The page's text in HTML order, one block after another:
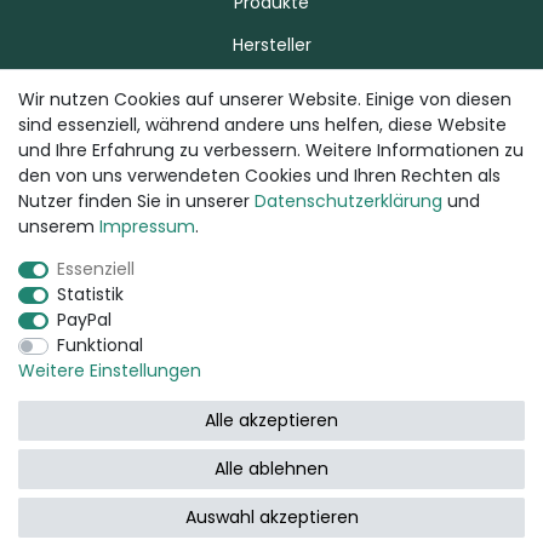
Hersteller
Über uns
Zahlung & Versand
Datenschutzerklärung
Widerrufsrecht
AGB
Wir nutzen Cookies auf unserer Website. Einige von diesen
sind essenziell, während andere uns helfen, diese Website
und Ihre Erfahrung zu verbessern. Weitere Informationen zu
den von uns verwendeten Cookies und Ihren Rechten als
Nutzer finden Sie in unserer Daten­schutz­erklärung und
unserem Impressum.
Essenziell
Statistik
PayPal
Funktional
Weitere Einstellungen
Alle akzeptieren
Alle ablehnen
Auswahl akzeptieren